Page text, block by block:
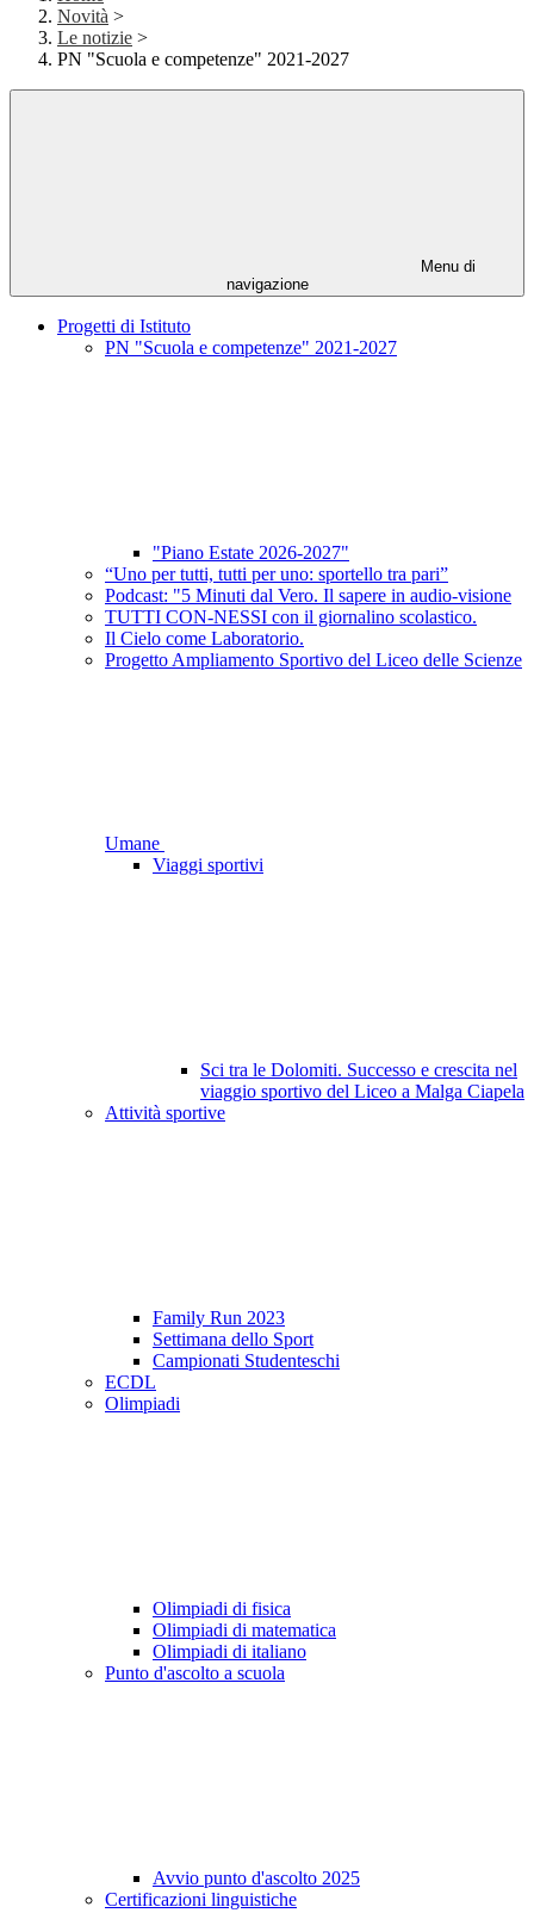
Novità >
Le notizie >
PN "Scuola e competenze" 2021-2027
Menu di
navigazione
Progetti di Istituto
PN "Scuola e competenze" 2021-2027
"Piano Estate 2026-2027"
“Uno per tutti, tutti per uno: sportello tra pari”
Podcast: "5 Minuti dal Vero. Il sapere in audio-visione
TUTTI CON-NESSI con il giornalino scolastico.
Il Cielo come Laboratorio.
Progetto Ampliamento Sportivo del Liceo delle Scienze
Umane
Viaggi sportivi
Sci tra le Dolomiti. Successo e crescita nel
viaggio sportivo del Liceo a Malga Ciapela
Attività sportive
Family Run 2023
Settimana dello Sport
Campionati Studenteschi
ECDL
Olimpiadi
Olimpiadi di fisica
Olimpiadi di matematica
Olimpiadi di italiano
Punto d'ascolto a scuola
Avvio punto d'ascolto 2025
Certificazioni linguistiche